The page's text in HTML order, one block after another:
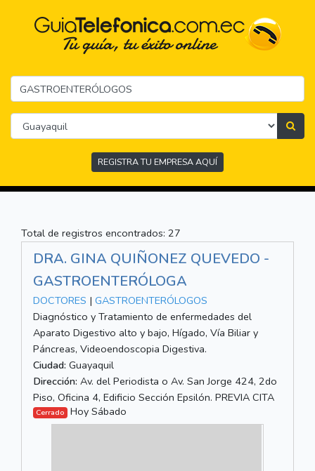
REGISTRA TU EMPRESA AQUÍ
Total de registros encontrados: 27
DRA. GINA QUIÑONEZ QUEVEDO -
GASTROENTERÓLOGA
DOCTORES | GASTROENTERÓLOGOS
Diagnóstico y Tratamiento de enfermedades del
Aparato Digestivo alto y bajo, Hígado, Vía Biliar y
Páncreas, Videoendoscopia Digestiva.
Ciudad: Guayaquil
Dirección: Av. del Periodista o Av. San Jorge 424, 2do
Piso, Oficina 4, Edificio Sección Epsilón. PREVIA CITA
Cerrado Hoy Sábado